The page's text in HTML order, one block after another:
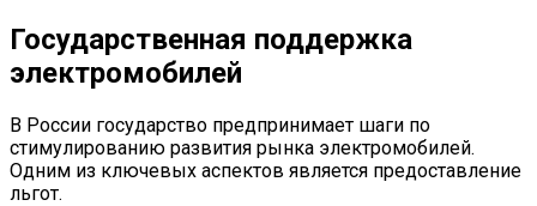
Государственная поддержка
электромобилей
В России государство предпринимает шаги по
стимулированию развития рынка электромобилей.
Одним из ключевых аспектов является предоставление
льгот.